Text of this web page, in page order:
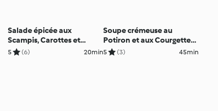
Salade épicée aux
Scampis, Carottes et
Concombres
5 (6) 20min
Soupe crémeuse au
Potiron et aux Courgettes
avec des Nouilles de
5 (3) 45min